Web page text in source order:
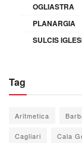
OGLIASTRA
PLANARGIA
SULCIS
Tag
Aritmetica
Cagliari Cala